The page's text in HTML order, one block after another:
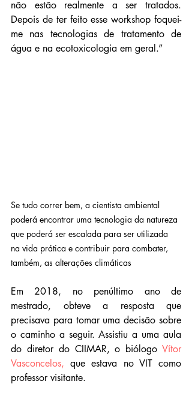
não estão realmente a ser tratados.
Depois de ter feito esse workshop foquei-
me nas tecnologias de tratamento de
água e na ecotoxicologia em geral.”
Se tudo correr bem, a cientista ambiental
poderá encontrar uma tecnologia da natureza
que poderá ser escalada para ser utilizada
na vida prática e contribuir para combater,
também, as alterações climáticas
Em 2018, no penúltimo ano de
mestrado, obteve a resposta que
precisava para tomar uma decisão sobre
o caminho a seguir. Assistiu a uma aula
do diretor do CIIMAR, o biólogo Vítor
Vasconcelos, que estava no VIT como
professor visitante.